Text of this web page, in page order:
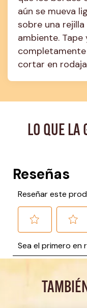
aún se mueva
sobre una
ambiente.
cortar en
LO QUE LA